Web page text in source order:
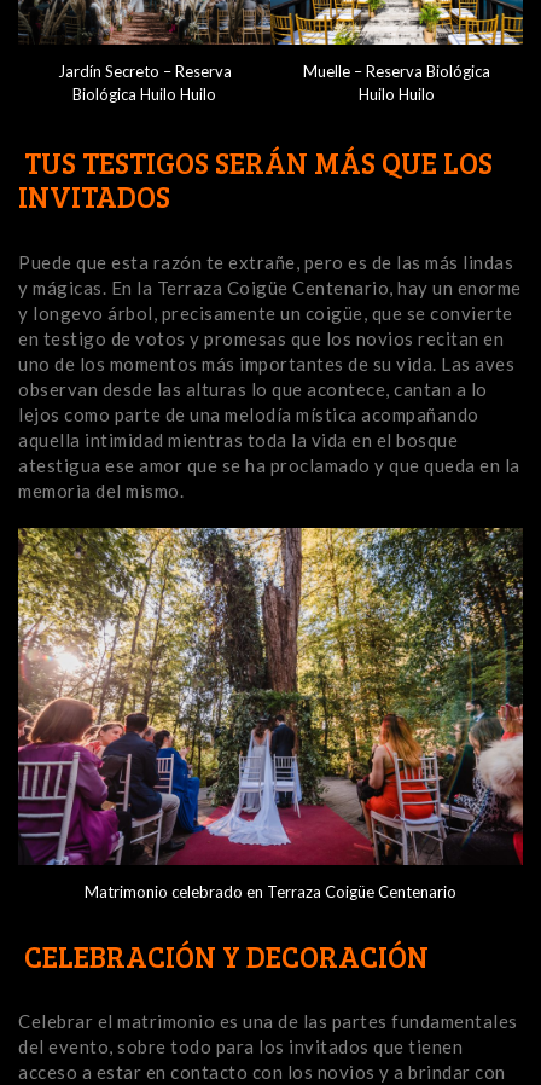
Jardín Secreto – Reserva
Biológica Huilo Huilo
Muelle – Reserva Biológica
Huilo Huilo
TUS TESTIGOS SERÁN MÁS QUE LOS
INVITADOS
Puede que esta razón te extrañe, pero es de las más lindas
y mágicas. En la Terraza Coigüe Centenario, hay un enorme
y longevo árbol, precisamente un coigüe, que se convierte
en testigo de votos y promesas que los novios recitan en
uno de los momentos más importantes de su vida. Las aves
observan desde las alturas lo que acontece, cantan a lo
lejos como parte de una melodía mística acompañando
aquella intimidad mientras toda la vida en el bosque
atestigua ese amor que se ha proclamado y que queda en la
memoria del mismo.
Matrimonio celebrado en Terraza Coigüe Centenario
CELEBRACIÓN Y DECORACIÓN
Celebrar el matrimonio es una de las partes fundamentales
del evento, sobre todo para los invitados que tienen
acceso a estar en contacto con los novios y a brindar con